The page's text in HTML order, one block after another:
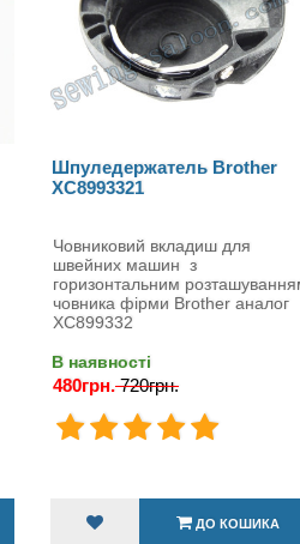
Шпуледержатель Brother
XC8993321
Човниковий вкладиш для
швейних машин з
горизонтальним
човника фірми Brother аналог
XC899332
В наявності
480грн. 720грн.
ДО КОШИКА